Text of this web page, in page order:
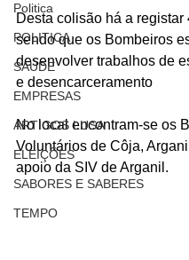
Politica
POLITICA
SAÚDE
EMPRESAS
ARTIGOS LUSA
ELEIÇÕES
SABORES E SABERES
TEMPO
Desta colisão há a registar
sendo que os Bombeiros
desenvolver trabalhos de
e desencarceramento
No local encontram-se os
Voluntários de Côja,
apoio da SIV de Arganil.